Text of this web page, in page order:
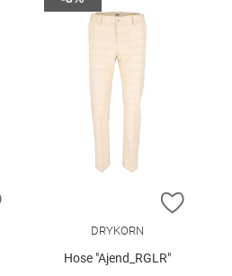
ZUR WUNSCHLISTE HINZUFÜGEN
ZUR
DRYKORN
Hose "Ajend_RGLR"